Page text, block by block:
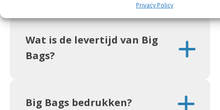
Privacy Policy
Wat is de levertijd van Big
Bags?
Big Bags bedrukken?